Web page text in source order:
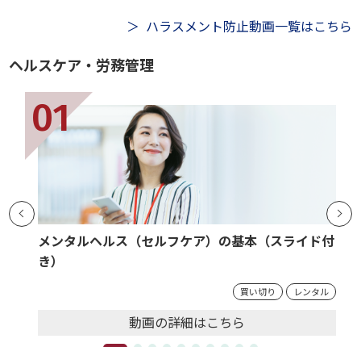
ハラスメント防止動画一覧はこちら
ヘルスケア・労務管理
メンタルヘルス（セルフケア）の基本（スライド付
き）
買い切り レンタル
動画の詳細はこちら